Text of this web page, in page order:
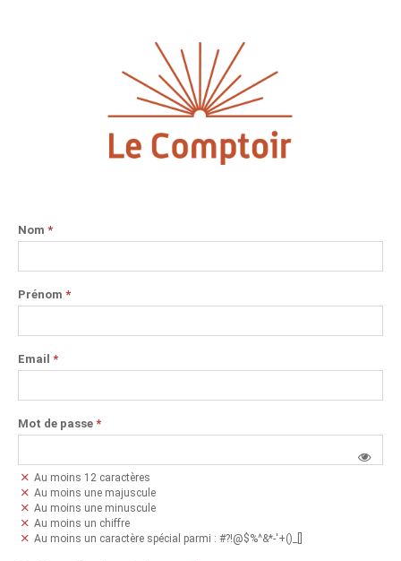
Nom *
Prénom *
Email *
Mot de passe *
Au moins 12 caractères
Au moins une majuscule
Au moins une minuscule
Au moins un chiffre
Au moins un caractère spécial parmi : #?!@$%^&*-'+()_[]